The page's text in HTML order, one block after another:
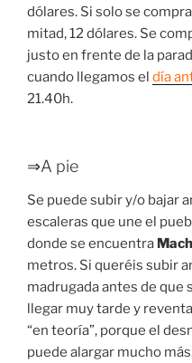
dólares. Si solo se
mitad, 12 dólares. Se
justo en frente de la
cuando llegamos el día
21.40h.
⇒A pie
Se puede subir y/o bajar
escaleras que une el
donde se encuentra
metros. Si queréis subir
madrugada antes de que
llegar muy tarde y
“en teoría”, porque el
puede alargar mucho